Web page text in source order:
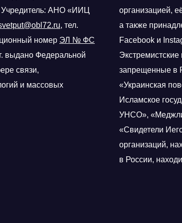
АНО «ИИЦ
, тел.
номер ЭЛ № ФС
г. выдано Федеральной
связи,
и массовых
организацией,
а также
Facebook и
Экстремистские
запрещенные в
«Украинская
Исламское
УНСО»,
«Свидетели
организаций,
в России,